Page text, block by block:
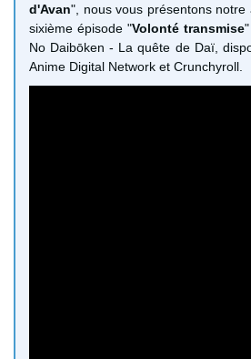
d'Avan", nous vous présentons notre
sixième épisode "Volonté transmise
No Daibōken - La quête de Daï,
Anime Digital Network et Crunchyroll.